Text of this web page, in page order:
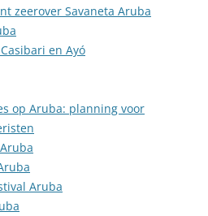
zeerover Savaneta Aruba
en Ayó
op Aruba: planning voor
Aruba